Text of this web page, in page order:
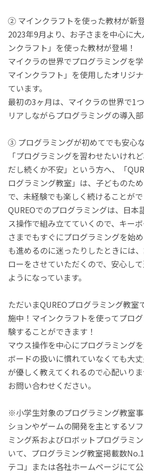
② マインクラフトを使った教材が新
2023年9月より、お子さまを中心に
ンクラフト」を使った教材が登場！
マイクラの世界でプログラミングを
マインクラフト」を使用したオリジ
ています。
最初の3ヶ月は、マイクラの世界で1
リアしながらプログラミングの導入部
③ プログラミングが初めてでも安心
「プログラミングを習わせたいけれ
だし続くか不安」という方へ、「
ログラミング教室」は、子どものた
で、未経験でも楽しく続けることがで
QUREOでのプログラミングは、日本
ス操作で組み立てていくので、キー
さまでもすぐにプログラミングを始
も進めるのに迷ったりしたときには
ローをさせていただくので、安心し
ようになっています。
ただいまQUREOプログラミング教室
施中！マインクラフトを使ってプロ
験することができます！
マウス操作を中心にプログラミング
ボードの扱いに慣れていなくても大
が優しく教えてくれるので心配いり
お問い合わせください。
※小学生対象のプログラミング教室
ションやゲームの開発を主とするソ
ミング系およびロボットプログラミ
いて、プログラミング教室掲載数
テコ」または各社ホームページにて